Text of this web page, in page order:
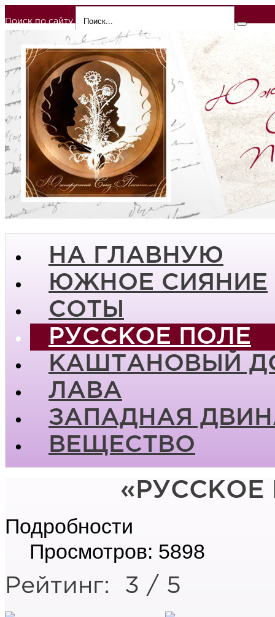
Поиск по сайту
НА ГЛАВНУЮ
ЮЖНОЕ СИЯНИЕ
СОТЫ
РУССКОЕ ПОЛЕ
КАШТАНОВЫЙ
ЛАВА
ЗАПАДНАЯ
ВЕЩЕСТВО
«РУССКОЕ
Подробности
Просмотров: 5898
Рейтинг: 3 / 5